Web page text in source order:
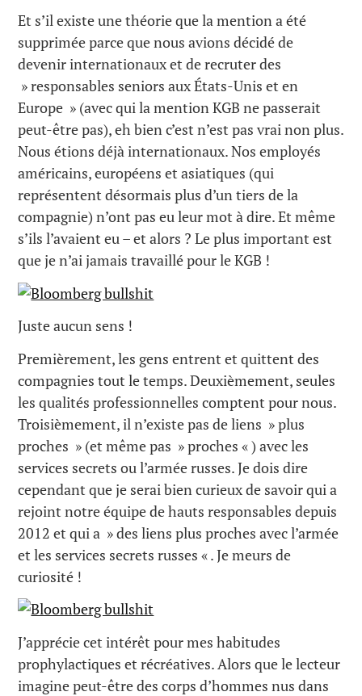
Et s’il existe une théorie que la mention a été
supprimée parce que nous avions décidé de
devenir internationaux et de recruter des
» responsables seniors aux États-Unis et en
Europe » (avec qui la mention KGB ne passerait
peut-être pas), eh bien c’est n’est pas vrai non plus.
Nous étions déjà internationaux. Nos employés
américains, européens et asiatiques (qui
représentent désormais plus d’un tiers de la
compagnie) n’ont pas eu leur mot à dire. Et même
s’ils l’avaient eu – et alors ? Le plus important est
que je n’ai jamais travaillé pour le KGB !
Juste aucun sens !
Premièrement, les gens entrent et quittent des
compagnies tout le temps. Deuxièmement, seules
les qualités professionnelles comptent pour nous.
Troisièmement, il n’existe pas de liens » plus
proches » (et même pas » proches « ) avec les
services secrets ou l’armée russes. Je dois dire
cependant que je serai bien curieux de savoir qui a
rejoint notre équipe de hauts responsables depuis
2012 et qui a » des liens plus proches avec l’armée
et les services secrets russes « . Je meurs de
curiosité !
J’apprécie cet intérêt pour mes habitudes
prophylactiques et récréatives. Alors que le lecteur
imagine peut-être des corps d’hommes nus dans